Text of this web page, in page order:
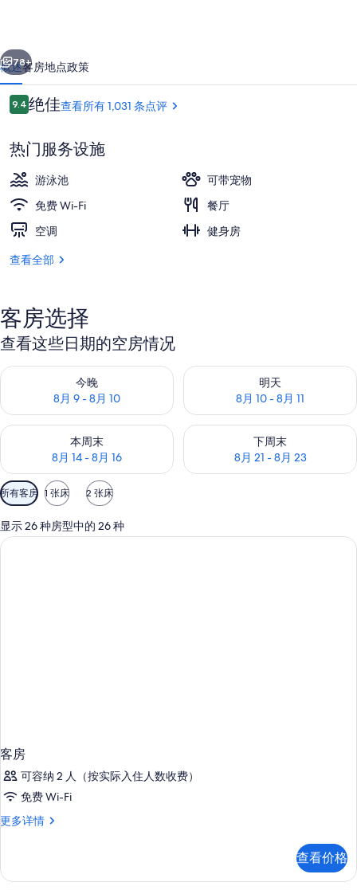
之
家
尔
顿
格
芮
精
酒
店
的
片
库
庭院
个 下一个
78+
概述客房地点政策
点
评
9.49.4/10
绝佳查看所有 1,031 条点评
热门服务设施
游泳池
可带宠物
免费 Wi-Fi
餐厅
空调
健身房
查看全部
客房选择
查看这些日期的空房情况
今晚
8月 9 - 8月 10
查看今晚的空房情况：8月 9 - 8月 10
明天
8月 10 - 8月 11
查看明天的空房情况：8月 10 -
本周末
8月 14 - 8月 16
查看本周末的空房情况：8月 14 - 8月 16
下周末
8月 21 - 8月 23
查看下周末的空房情况：8月
可
用
的
客
所有客房 1 张床 2 张床
显示 26 种房型中的 26 种
客房
可容纳 2 人（按实际入住人数收费）
免费 Wi-Fi
更多详情
客
信
查看价格